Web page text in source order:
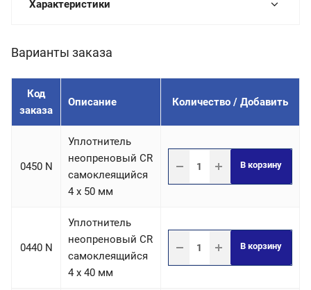
Характеристики
Варианты заказа
Код
заказа
Описание Количество / Добавить
0450 N
Уплотнитель
неопреновый CR
самоклеящийся
4 х 50 мм
В корзину
0440 N
Уплотнитель
неопреновый CR
самоклеящийся
4 х 40 мм
В корзину